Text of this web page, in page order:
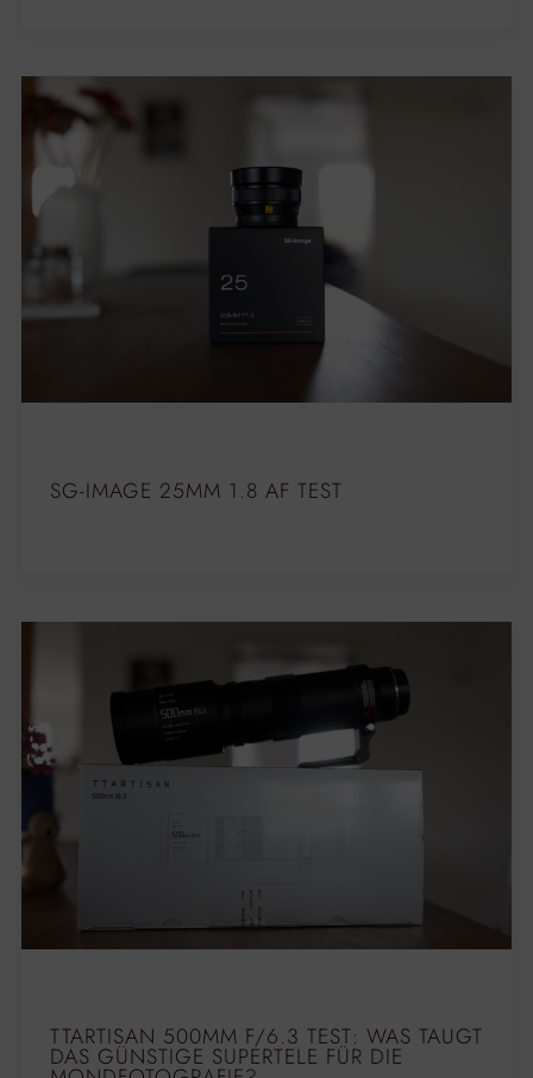
SG-IMAGE 25MM 1.8 AF TEST
TTARTISAN 500MM F/6.3 TEST: WAS TAUGT
DAS GÜNSTIGE SUPERTELE FÜR DIE